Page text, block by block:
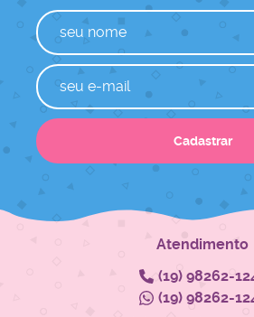
Cadastrar
Atendimento
(19)98262-
(19)98262-